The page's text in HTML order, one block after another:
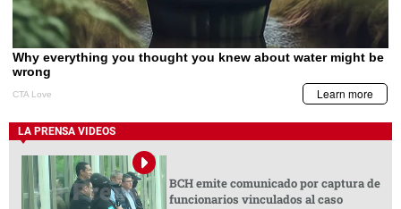
LA PRENSA VIDEOS
BCH emite comunicado por captura de
funcionarios vinculados al caso